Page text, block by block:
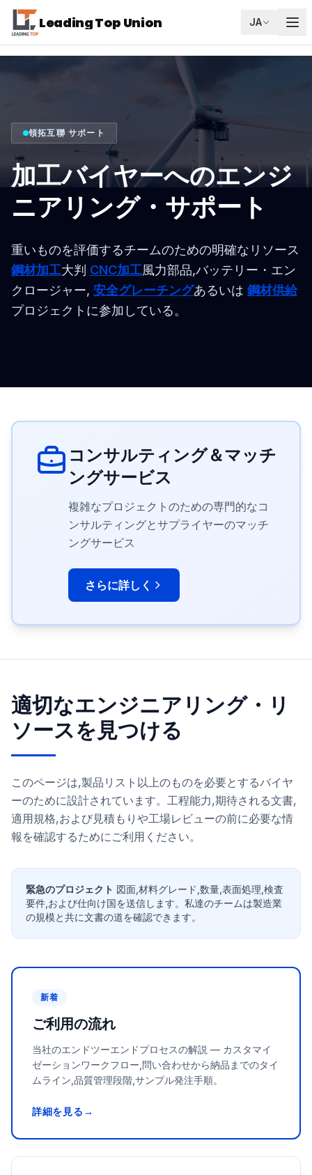
Leading Top Union JA
領拓互聯 サポート
加工バイヤーへのエンジ
ニアリング・サポート
重いものを評価するチームのための明確なリソース
鋼材加工大判 CNC加工風力部品,バッテリー・エン
クロージャー, 安全グレーチングあるいは 鋼材供給
プロジェクトに参加している。
コンサルティング＆マッチ
ングサービス
複雑なプロジェクトのための専門的なコ
ンサルティングとサプライヤーのマッチ
ングサービス
さらに詳しく
適切なエンジニアリング・リ
ソースを見つける
このページは,製品リスト以上のものを必要とするバイヤ
ーのために設計されています。工程能力,期待される文書,
適用規格,および見積もりや工場レビューの前に必要な情
報を確認するためにご利用ください。
緊急のプロジェクト 図面,材料グレード,数量,表面処理,検査
要件,および仕向け国を送信します。私達のチームは製造業
の規模と共に文書の道を確認できます。
新着
ご利用の流れ
当社のエンドツーエンドプロセスの解説 — カスタマイ
ゼーションワークフロー,問い合わせから納品までのタイ
ムライン,品質管理段階,サンプル発注手順。
詳細を見る→